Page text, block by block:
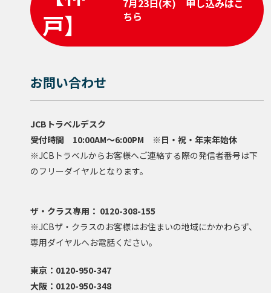
戸】
7月23日(木) 申し込みはこ
ちら
お問い合わせ
JCBトラベルデスク
受付時間 10:00AM～6:00PM ※日・祝・年末年始休
※JCBトラベルからお客様へご連絡する際の発信者番号は下
のフリーダイヤルとなります。
ザ・クラス専用： 0120-308-155
※JCBザ・クラスのお客様はお住まいの地域にかかわらず、
専用ダイヤルへお電話ください。
東京：0120-950-347
大阪：0120-950-348